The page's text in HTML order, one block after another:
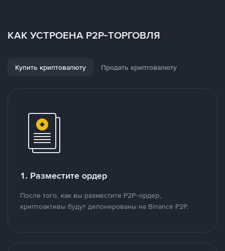
КАК УСТРОЕНА P2P-ТОРГОВЛЯ
Купить криптовалюту Продать криптовалюту
1. Разместите ордер
После того, как вы разместите P2P-ордер,
криптоактивы будут депонированы на Binance P2P.